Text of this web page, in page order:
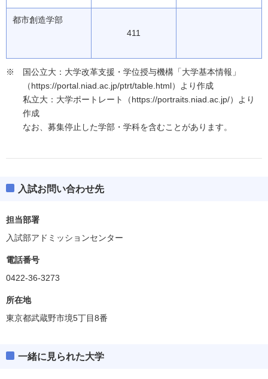
都市創造学部
411
国公立大：大学改革支援・学位授与機構「大学基本情報」
（https://portal.niad.ac.jp/ptrt/table.html）より作成
私立大：大学ポートレート（https://portraits.niad.ac.jp/）より
作成
なお、募集停止した学部・学科を含むことがあります。
入試お問い合わせ先
担当部署
入試部アドミッションセンター
電話番号
0422-36-3273
所在地
東京都武蔵野市境5丁目8番
一緒に見られた大学